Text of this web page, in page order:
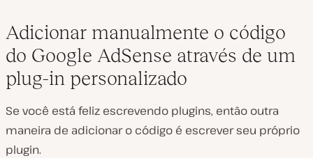
Adicionar manualmente o código
do Google AdSense através de um
plug-in personalizado
Se você está feliz escrevendo plugins, então outra
maneira de adicionar o código é escrever seu próprio
plugin.